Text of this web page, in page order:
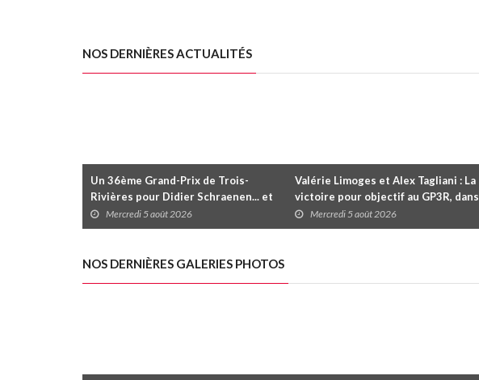
NOS DERNIÈRES ACTUALITÉS
Un 36ème Grand-Prix de Trois-
Rivières pour Didier Schraenen... et
une première en Challenge Canada
Mercredi 5 août 2026
Valérie Limoges et Alex Tagliani : La
victoire pour objectif au GP3R, dans
trois séries différentes
Mercredi 5 août 2026
NOS DERNIÈRES GALERIES PHOTOS